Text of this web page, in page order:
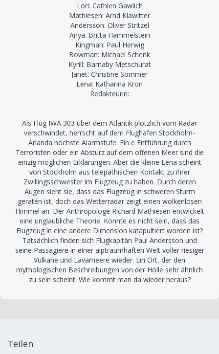
Lori: Cathlen Gawlich
Mathiesen: Arnd Klawitter
Andersson: Oliver Stritzel
Anya: Britta Hammelstein
Kingman: Paul Herwig
Bowman: Michael Schenk
Kyrill: Barnaby Metschurat
Janet: Christine Sommer
Lena: Katharina Kron
Redakteurin:
Als Flug IWA 303 über dem Atlantik plötzlich vom Radar
verschwindet, herrscht auf dem Flughafen Stockholm-
Arlanda höchste Alarmstufe. Ein e Entführung durch
Terroristen oder ein Absturz auf dem offenen Meer sind die
einzig möglichen Erklärungen. Aber die kleine Lena scheint
von Stockholm aus telepathischen Kontakt zu ihrer
Zwillingsschwester im Flugzeug zu haben. Durch deren
Augen sieht sie, dass das Flugzeug in schweren Sturm
geraten ist, doch das Wetterradar zeigt einen wolkenlosen
Himmel an. Der Anthropologe Richard Mathiesen entwickelt
eine unglaubliche Theorie. Könnte es nicht sein, dass das
Flugzeug in eine andere Dimension katapultiert worden ist?
Tatsächlich finden sich Flugkapitän Paul Andersson und
seine Passagiere in einer alptraumhaften Welt voller riesiger
Vulkane und Lavameere wieder. Ein Ort, der den
mythologischen Beschreibungen von der Hölle sehr ähnlich
zu sein scheint. Wie kommt man da wieder heraus?
Teilen